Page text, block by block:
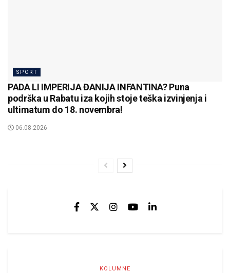
SPORT
PADA LI IMPERIJA ĐANIJA INFANTINA? Puna
podrška u Rabatu iza kojih stoje teška izvinjenja i
ultimatum do 18. novembra!
06.08.2026
KOLUMNE